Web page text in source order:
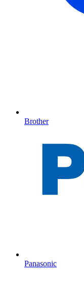
Brother
Panasonic